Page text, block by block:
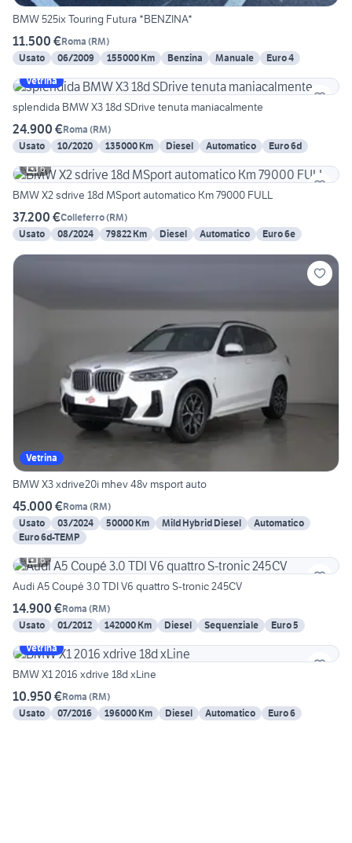
BMW 525ix Touring Futura *BENZINA*
11.500 €Roma (RM)
Usato
06/2009 155000 Km Benzina Manuale
Euro 4
Vetrina
splendida BMW X3 18d SDrive tenuta maniacalmente
24.900 €Roma (RM)
Usato
10/2020 135000 Km Diesel Automatico
Euro 6d
6
BMW X2 sdrive 18d MSport automatico Km 79000 FULL
37.200 €Colleferro(RM)
Usato
08/2024 79822 Km Diesel Automatico Euro 6e
Vetrina
BMW X3 xdrive20i mhev 48v msport auto
45.000 €Roma (RM)
Usato
03/2024 50000 Km Mild Hybrid Diesel
Automatico
Euro 6d-TEMP
6
Audi A5 Coupé 3.0 TDI V6 quattro S-tronic 245CV
14.900 €Roma (RM)
Usato
01/2012 142000 Km Diesel Sequenziale
Euro 5
Vetrina
BMW X1 2016 xdrive 18d xLine
10.950 €Roma (RM)
Usato
07/2016 196000 Km Diesel Automatico Euro 6